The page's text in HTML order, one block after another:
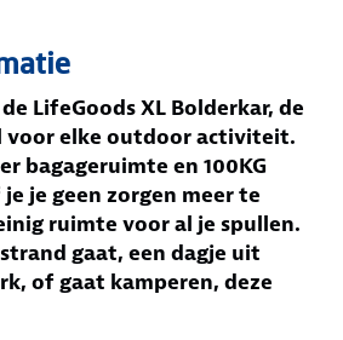
LifeGoods XL Bolderkar, de
voor elke outdoor activiteit.
bagageruimte en 100KG
je geen zorgen meer te
ruimte voor al je spullen.
gaat, een dagje uit
of gaat kamperen, deze